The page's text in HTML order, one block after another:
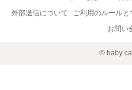
外部送信について
ご利用のルールと
お問い
© baby